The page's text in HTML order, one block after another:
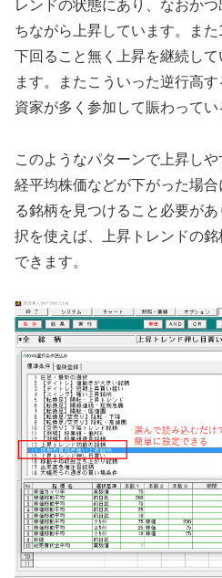
レンドの状態にあり、なおか
ちながら上昇しています。ま
下回ること無く上昇を継続し
ます。またこういった逆行高
資家が多く参加して賑わってい
このようなパターンで上昇し
経平均株価などが下がった場
る銘柄を見つけること必要が
択を使えば、上昇トレンドの
できます。